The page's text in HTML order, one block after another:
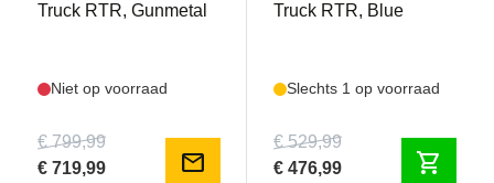
Truck RTR, Gunmetal
Niet op voorraad
€ 799,99
€ 719,99
mail
Truck RTR, Blue
Slechts 1 op voorraad
€ 529,99
€ 476,99
shopping_cart